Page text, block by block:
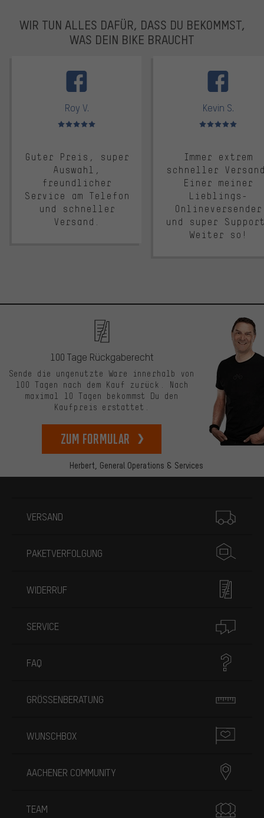
WIR TUN ALLES DAFÜR, DASS DU BEKOMMST,
WAS DEIN BIKE BRAUCHT
Roy V.
Bewertungen: 5 von 5
Guter Preis, super
Auswahl,
freundlicher
Service am Telefon
und schneller
Versand.
Kevin S.
Bewertungen: 5 von 5
Immer extrem
schneller
Einer meiner
Lieblings-
Onlineversender
und super
Weiter so!
Herbert, General Operations & Services
100 Tage Rückgaberecht
Sende die ungenutzte Ware innerhalb von
100 Tagen nach dem Kauf zurück. Nach
maximal 10 Tagen bekommst Du den
Kaufpreis erstattet.
zum Formular
VERSAND
PAKETVERFOLGUNG
WIDERRUF
SERVICE
FAQ
GRÖSSENBERATUNG
WUNSCHBOX
AACHENER COMMUNITY
TEAM